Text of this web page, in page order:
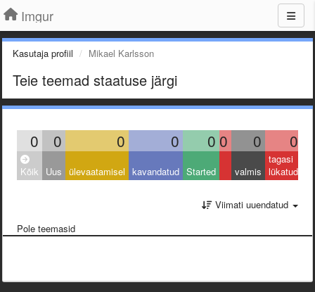
Imgur
Kasutaja profiil Mikael Karlsson
Teie teemad staatuse järgi
0 0 0 0 0 0 0 0
Kõik Uus ülevaatamisel kavandatud Started valmis
tagasi
lükatud
Viimati uuendatud
Pole teemasid